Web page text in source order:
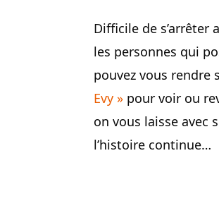
Difficile de s’arrêter
les personnes qui
pouvez vous rendre
Evy » pour voir ou
on vous laisse avec
l’histoire continue…